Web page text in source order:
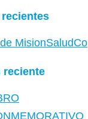
recientes
MisionSaludCo
reciente